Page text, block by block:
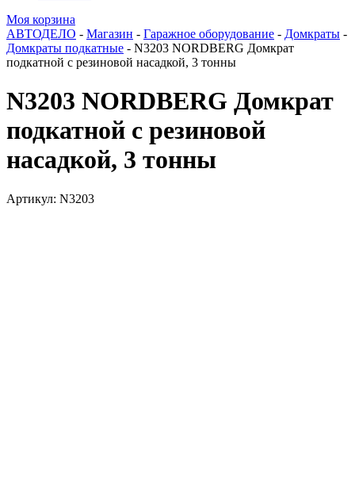
Моя корзина
АВТОДЕЛО - Магазин - Гаражное оборудование - Домкраты -
Домкраты подкатные - N3203 NORDBERG Домкрат
подкатной с резиновой насадкой, 3 тонны
N3203 NORDBERG Домкрат
подкатной с резиновой
насадкой, 3 тонны
Артикул: N3203